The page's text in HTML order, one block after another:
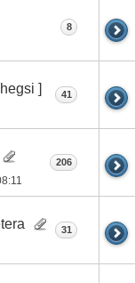
8
] 41
206
31